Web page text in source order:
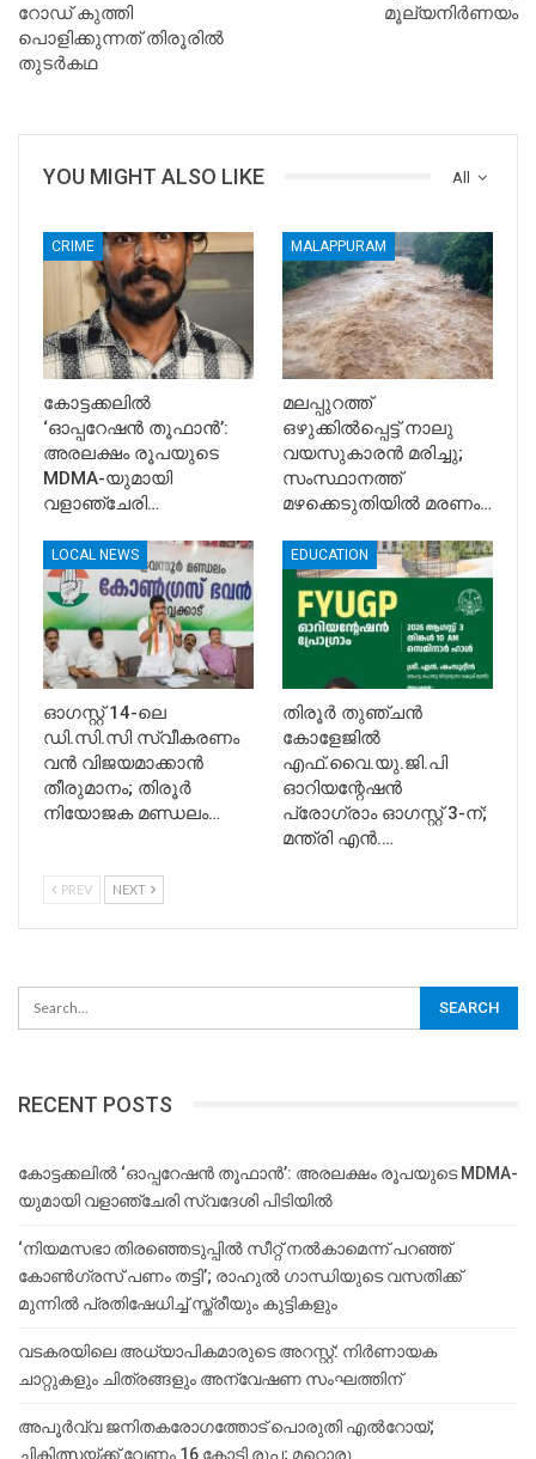
റോഡ് കുത്തി
പൊളിക്കുന്നത് തിരൂരിൽ
തുടർകഥ
മൂല്യനിർണയം
All
YOU MIGHT ALSO LIKE
CRIME
കോട്ടക്കലിൽ
‘ഓപ്പറേഷൻ തൂഫാൻ’:
അരലക്ഷം രൂപയുടെ
MDMA-യുമായി
വളാഞ്ചേരി…
MALAPPURAM
മലപ്പുറത്ത്
ഒഴുക്കിൽപ്പെട്ട് നാലു
വയസുകാരൻ മരിച്ചു;
സംസ്ഥാനത്ത്
മഴക്കെടുതിയിൽ മരണം…
LOCAL NEWS
ഓഗസ്റ്റ് 14-ലെ
ഡി.സി.സി സ്വീകരണം
വൻ വിജയമാക്കാൻ
തീരുമാനം; തിരൂർ
നിയോജക മണ്ഡലം…
EDUCATION
​തിരൂർ തുഞ്ചൻ
കോളേജിൽ
എഫ്.വൈ.യു.ജി.പി
ഓറിയന്റേഷൻ
പ്രോഗ്രാം ഓഗസ്റ്റ് 3-ന്;
മന്ത്രി എൻ.…
PREV NEXT
RECENT POSTS
കോട്ടക്കലിൽ ‘ഓപ്പറേഷൻ തൂഫാൻ’: അരലക്ഷം രൂപയുടെ MDMA-
യുമായി വളാഞ്ചേരി സ്വദേശി പിടിയിൽ
‘നിയമസഭാ തിരഞ്ഞെടുപ്പിൽ സീറ്റ് നൽകാമെന്ന് പറഞ്ഞ്
കോൺഗ്രസ് പണം തട്ടി’; രാഹുൽ ഗാന്ധിയുടെ വസതിക്ക്
മുന്നിൽ പ്രതിഷേധിച്ച് സ്ത്രീയും കുട്ടികളും
വടകരയിലെ അധ്യാപികമാരുടെ അറസ്റ്റ്: നിർണായക
ചാറ്റുകളും ചിത്രങ്ങളും അന്വേഷണ സംഘത്തിന്
അപൂര്‍വ്വ ജനിതകരോഗത്തോട് പൊരുതി എല്‍റോയ്;
ചികിത്സയ്ക്ക് വേണം 16 കോടി രൂപ; മറ്റൊരു